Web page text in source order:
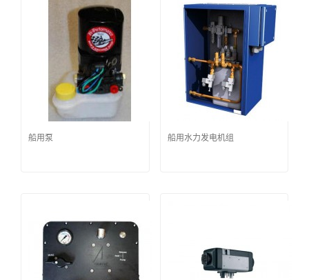
船用泵 船用水力发电机组